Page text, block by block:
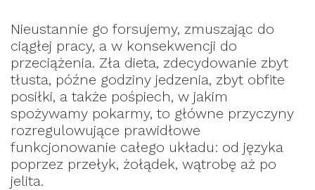
Nieustannie go forsujemy, zmuszając do
ciągłej pracy, a w konsekwencji do
przeciążenia. Zła dieta, zdecydowanie zbyt
tłusta, późne godziny jedzenia, zbyt obfite
posiłki, a także pośpiech, w jakim
spożywamy pokarmy, to główne przyczyny
rozregulowujące prawidłowe
funkcjonowanie całego układu: od języka
poprzez przełyk, żołądek, wątrobę aż po
jelita.